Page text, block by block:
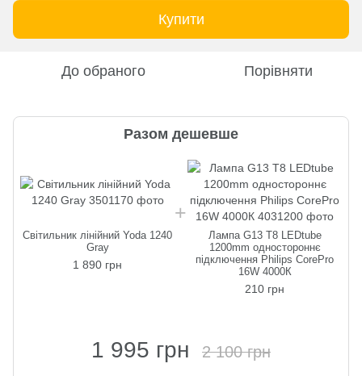
Купити
До обраного Порівняти
Разом дешевше
Світильник лінійний Yoda 1240
Gray
1 890 грн
Лампа G13 Т8 LEDtube
1200mm одностороннє
підключення Philips CorePro
16W 4000К
210 грн
1 995 грн 2 100 грн